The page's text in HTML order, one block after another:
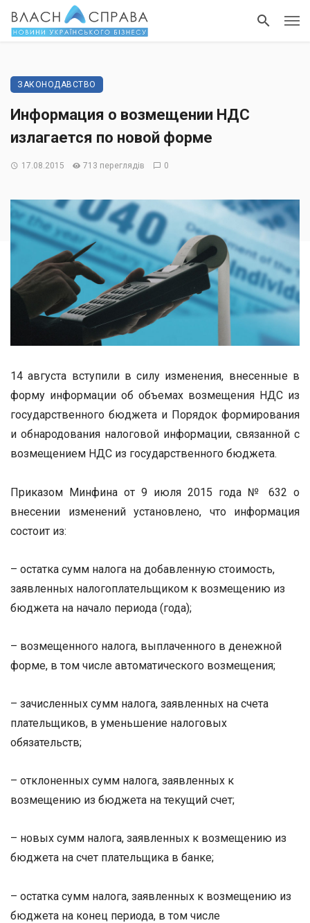
ЗАКОНОДАВСТВО
Информация о возмещении НДС
излагается по новой форме
17.08.2015 713 переглядів 0
14 августа вступили в силу изменения, внесенные в
форму информации об объемах возмещения НДС из
государственного бюджета и Порядок формирования
и обнародования налоговой информации, связанной с
возмещением НДС из государственного бюджета.
Приказом Минфина от 9 июля 2015 года № 632 о
внесении изменений установлено, что информация
состоит из:
– остатка сумм налога на добавленную стоимость,
заявленных налогоплательщиком к возмещению из
бюджета на начало периода (года);
– возмещенного налога, выплаченного в денежной
форме, в том числе автоматического возмещения;
– зачисленных сумм налога, заявленных на счета
плательщиков, в уменьшение налоговых
обязательств;
– отклоненных сумм налога, заявленных к
возмещению из бюджета на текущий счет;
– новых сумм налога, заявленных к возмещению из
бюджета на счет плательщика в банке;
– остатка сумм налога, заявленных к возмещению из
бюджета на конец периода, в том числе